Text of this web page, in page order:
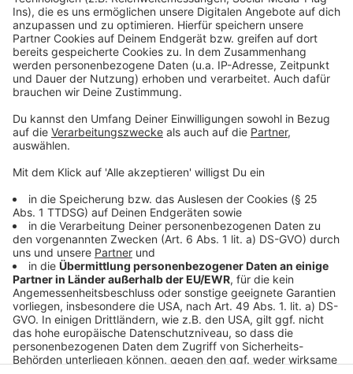
• B-Junioren, 29. Mai, 16.15 Uhr:FC Hennef 05 –
Viktoria Köln
• A-Junioren, 28. Mai, 19.00 Uhr:Bayer 04 Leverkusen
– TSV Alemannia Aachen
Die D- bis B-Juniorinnen absolvieren ihre ARAG-
Arnoldsweiler.
Anzeige
Anzeige